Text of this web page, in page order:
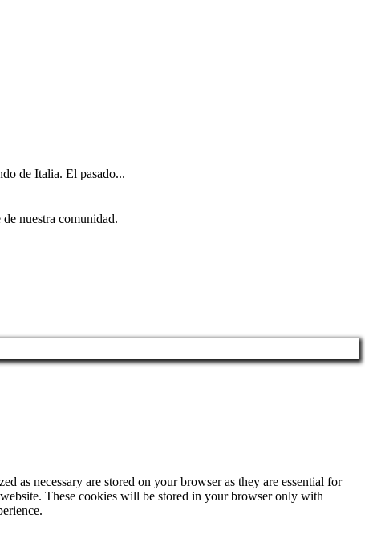
de Italia. El pasado...
nuestra comunidad.
as necessary are stored on your browser as they are essential for
These cookies will be stored in your browser only with